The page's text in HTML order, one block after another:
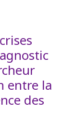
entre la
des